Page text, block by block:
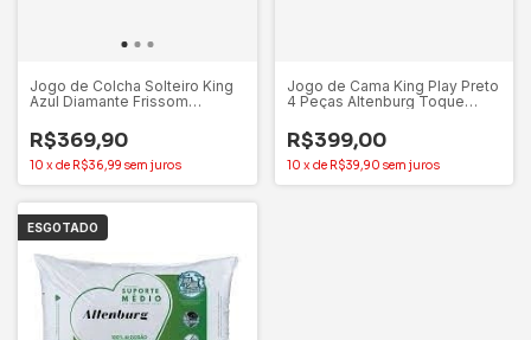
Jogo de Colcha Solteiro King
Azul Diamante Frissom
R$369,90
10 xde R$36,99 sem juros
Jogo de Cama King Play Preto
4 Peças Altenburg Toque
R$399,00
10 xde R$39,90 sem juros
ESGOTADO